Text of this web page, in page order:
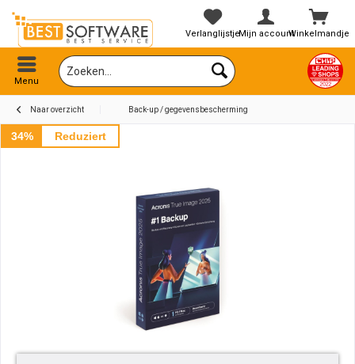
Winkelmandje
VerlanglijstjeMijn account
Menu
Naar overzicht Back-up / gegevensbescherming
34% Reduziert